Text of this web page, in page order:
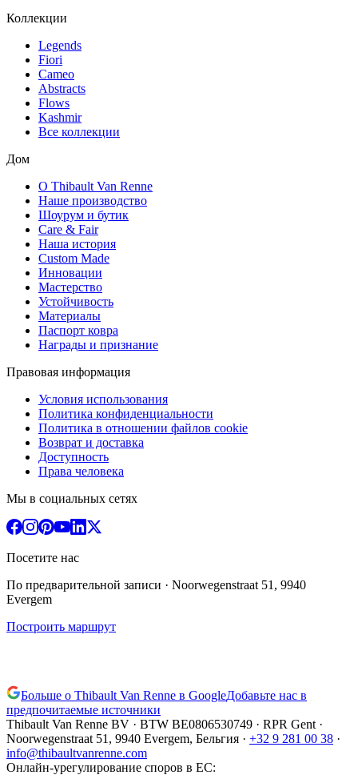
Коллекции
Legends
Fiori
Cameo
Abstracts
Flows
Kashmir
Все коллекции
Дом
О Thibault Van Renne
Наше производство
Шоурум и бутик
Care & Fair
Наша история
Custom Made
Инновации
Мастерство
Устойчивость
Материалы
Паспорт ковра
Награды и признание
Правовая информация
Условия использования
Политика конфиденциальности
Политика в отношении файлов cookie
Возврат и доставка
Доступность
Права человека
Мы в социальных сетях
Посетите нас
По предварительной записи · Noorwegenstraat 51, 9940
Evergem
Построить маршрут
Больше о Thibault Van Renne в GoogleДобавьте нас в
предпочитаемые источники
Thibault Van Renne BV · BTW BE0806530749 · RPR Gent ·
Noorwegenstraat 51, 9940 Evergem, Бельгия · +32 9 281 00 38 ·
info@thibaultvanrenne.com
Онлайн-урегулирование споров в ЕС: